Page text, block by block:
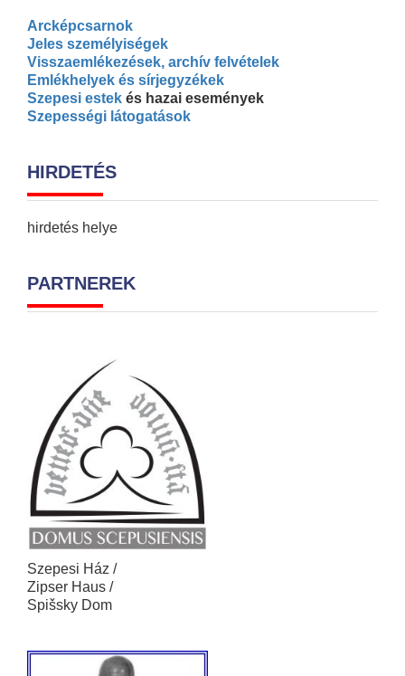
Arcképcsarnok
Jeles személyiségek
Visszaemlékezések, archív felvételek
Emlékhelyek és sírjegyzékek
Szepesi estek és hazai események
Szepességi látogatások
HIRDETÉS
hirdetés helye
PARTNEREK
Szepesi Ház /
Zipser Haus /
Spišsky Dom